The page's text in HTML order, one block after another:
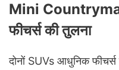
Mini
फीचर्स की तुलना
दोनों SUVs आधुनिक